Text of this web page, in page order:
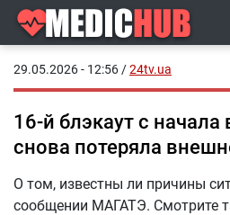
29.05.2026 - 12:56 /24tv.ua
16-й блэкаут с
снова потеряла
О том, известны ли причины
сообщении МАГАТЭ. Смотрите